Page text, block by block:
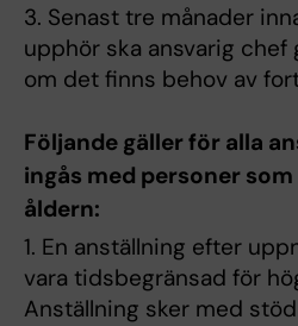
3. Senast tre månader
upphör ska ansvarig chef
om det finns behov av
Följande gäller för alla
ingås med personer
åldern:
1. En anställning efter
vara tidsbegränsad för
Anställning sker med stöd